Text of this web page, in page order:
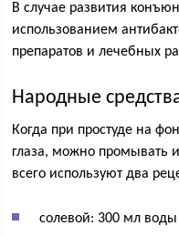
В случае развития
использованием
препаратов и лечебных
Народные
Когда при простуде на
глаза, можно промывать
всего используют два
солевой: 300 мл